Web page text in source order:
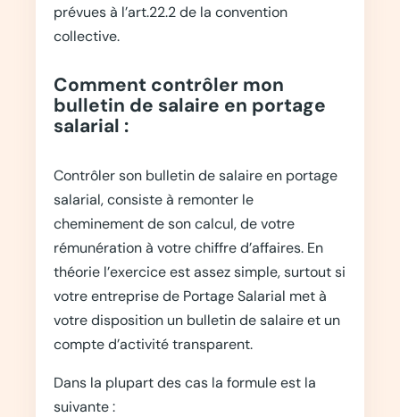
prévues à l’art.22.2 de la convention
collective.
Comment contrôler mon
bulletin de salaire en portage
salarial :
Contrôler son bulletin de salaire en portage
salarial, consiste à remonter le
cheminement de son calcul, de votre
rémunération à votre chiffre d’affaires. En
théorie l’exercice est assez simple, surtout si
votre entreprise de Portage Salarial met à
votre disposition un bulletin de salaire et un
compte d’activité transparent.
Dans la plupart des cas la formule est la
suivante :